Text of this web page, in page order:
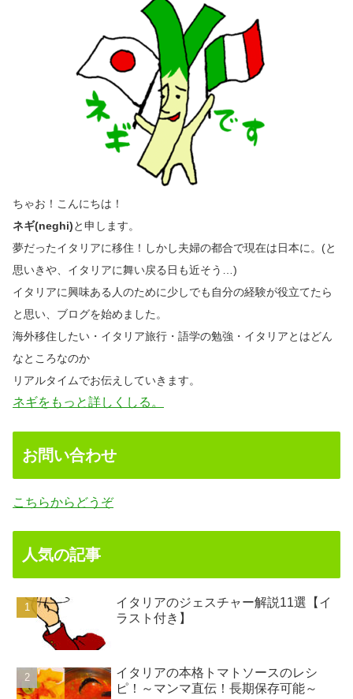
ちゃお！こんにちは！
ネギ(neghi)と申します。
夢だったイタリアに移住！しかし夫婦の都合で現在は日本に。(と
思いきや、イタリアに舞い戻る日も近そう…)
イタリアに興味ある人のために少しでも自分の経験が役立てたら
と思い、ブログを始めました。
海外移住したい・イタリア旅行・語学の勉強・イタリアとはどん
なところなのか
リアルタイムでお伝えしていきます。
ネギをもっと詳しくしる。
お問い合わせ
こちらからどうぞ
人気の記事
イタリアのジェスチャー解説11選【イ
ラスト付き】
イタリアの本格トマトソースのレシ
ピ！～マンマ直伝！長期保存可能～